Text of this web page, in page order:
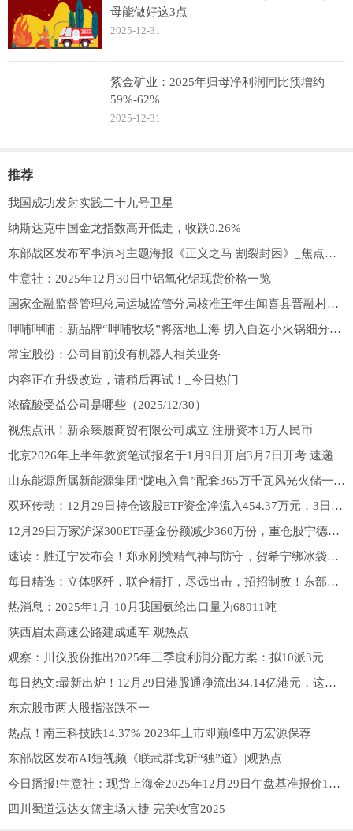
母能做好这3点
2025-12-31
紫金矿业：2025年归母净利润同比预增约
59%-62%
2025-12-31
推荐
我国成功发射实践二十九号卫星
纳斯达克中国金龙指数高开低走，收跌0.26%
东部战区发布军事演习主题海报《正义之马 割裂封困》_焦点短讯
生意社：2025年12月30日中铝氧化铝现货价格一览
国家金融监督管理总局运城监管分局核准王年生闻喜县晋融村镇银行有限责任公司董事、董事长
呷哺呷哺：新品牌“呷哺牧场”将落地上海 切入自选小火锅细分赛道
常宝股份：公司目前没有机器人相关业务
内容正在升级改造，请稍后再试！_今日热门
浓硫酸受益公司是哪些（2025/12/30）
视焦点讯！新余臻履商贸有限公司成立 注册资本1万人民币
北京2026年上半年教资笔试报名于1月9日开启3月7日开考 速递
山东能源所属新能源集团“陇电入鲁”配套365万千瓦风光火储一体化电源项目并网投运
双环传动：12月29日持仓该股ETF资金净流入454.37万元，3日累计净流入4045.66万元
12月29日万家沪深300ETF基金份额减少360万份，重仓股宁德时代、贵州茅台、中国平安
速读：胜辽宁发布会！郑永刚赞精气神与防守，贺希宁绑冰袋亲承付出很多
每日精选：立体驱歼，联合精打，尽远出击，招招制敌！东部战区发布军事演习现场视频《驱歼 破击 远袭》
热消息：2025年1月-10月我国氨纶出口量为68011吨
陕西眉太高速公路建成通车 观热点
观察：川仪股份推出2025年三季度利润分配方案：拟10派3元
每日热文:最新出炉！12月29日港股通净流出34.14亿港元，这只龙头被逆势买入9.710亿港元！
东京股市两大股指涨跌不一
热点！南王科技跌14.37% 2023年上市即巅峰申万宏源保荐
东部战区发布AI短视频《联武群戈斩“独”道》|观热点
今日播报!生意社：现货上海金2025年12月29日午盘基准报价1001.63元/克
四川蜀道远达女篮主场大捷 完美收官2025